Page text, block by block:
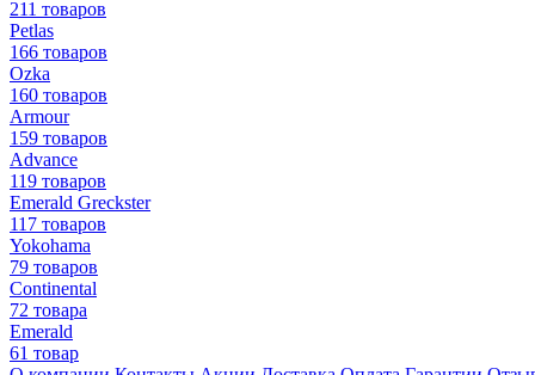
211 товаров
Petlas
166 товаров
Ozka
160 товаров
Armour
159 товаров
Advance
119 товаров
Emerald Greckster
117 товаров
Yokohama
79 товаров
Continental
72 товара
Emerald
61 товар